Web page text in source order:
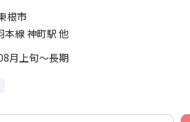
根市
本線 神町駅 他
月上旬～長期